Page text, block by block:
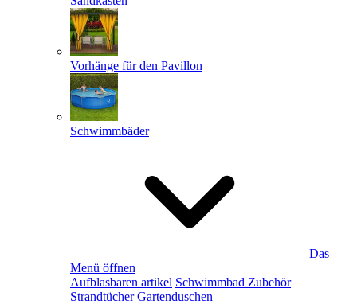
Vorhänge für den Pavillon
Schwimmbäder
Das
Menü öffnen
Aufblasbaren artikel Schwimmbad Zubehör
Strandtücher Gartenduschen